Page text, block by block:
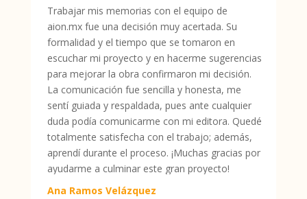
Trabajar mis memorias con el equipo de
aion.mx fue una decisión muy acertada. Su
formalidad y el tiempo que se tomaron en
escuchar mi proyecto y en hacerme sugerencias
para mejorar la obra confirmaron mi decisión.
La comunicación fue sencilla y honesta, me
sentí guiada y respaldada, pues ante cualquier
duda podía comunicarme con mi editora. Quedé
totalmente satisfecha con el trabajo; además,
aprendí durante el proceso. ¡Muchas gracias por
ayudarme a culminar este gran proyecto!
Ana Ramos Velázquez